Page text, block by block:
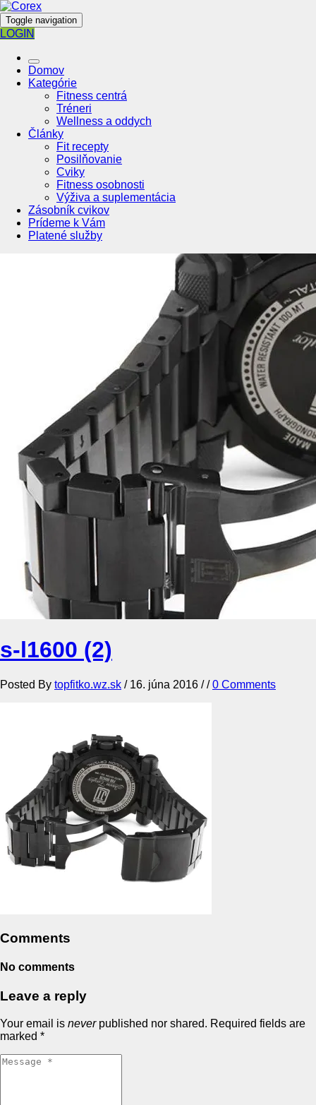
Toggle navigation
LOGIN
Domov
Kategórie
Fitness centrá
Tréneri
Wellness a oddych
Články
Fit recepty
Posilňovanie
Cviky
Fitness osobnosti
Výživa a suplementácia
Zásobník cvikov
Prídeme k Vám
Platené služby
s-l1600 (2)
Posted By topfitko.wz.sk / 16. júna 2016 / /0 Comments
Comments
No comments
Leave a reply
Your email is neverpublished nor shared. Required fields are
marked *